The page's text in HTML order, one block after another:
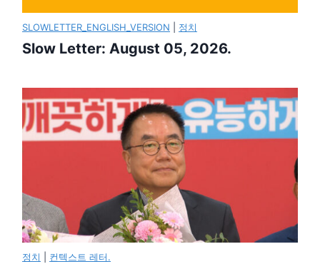
SLOWLETTER_ENGLISH_VERSION 정치
Slow Letter: August 05, 2026.
정치 컨텍스트 레터.